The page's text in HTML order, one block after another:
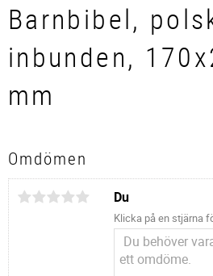
Barnbibel,
inbunden,
mm
Omdömen
Du
Klicka på en stjärna